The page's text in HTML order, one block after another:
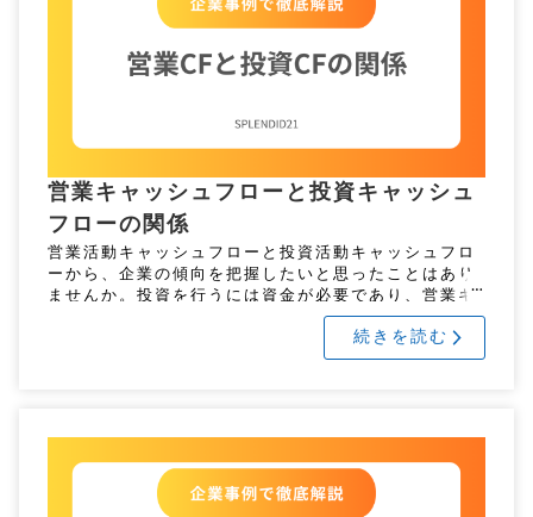
営業キャッシュフローと投資キャッシュ
フローの関係
営業活動キャッシュフローと投資活動キャッシュフロ
ーから、企業の傾向を把握したいと思ったことはあり
ませんか。投資を行うには資金が必要であり、営業キ
ャッシュフローが不足している場合は、財務キャッシ
続きを読む